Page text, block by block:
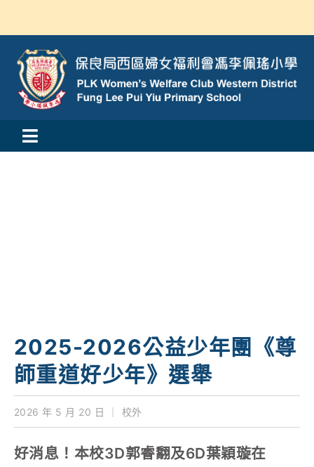
content
Toggle
我們的成就
對外聯繫
聯絡我們
2025-2026公益少年團《尊
師重道好少年》選舉
2026 年 5 月 20 日 校外
好消息！本校3D郭睿䎗及6D葉穎璇在